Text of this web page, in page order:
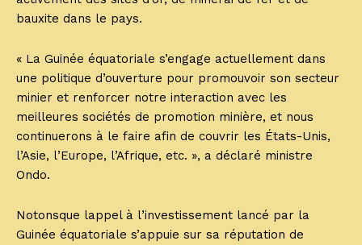
bauxite dans le pays.
« La Guinée équatoriale s’engage actuellement dans
une politique d’ouverture pour promouvoir son secteur
minier et renforcer notre interaction avec les
meilleures sociétés de promotion minière, et nous
continuerons à le faire afin de couvrir les États-Unis,
l’Asie, l’Europe, l’Afrique, etc. », a déclaré ministre
Ondo.
Notonsque lappel à l’investissement lancé par la
Guinée équatoriale s’appuie sur sa réputation de